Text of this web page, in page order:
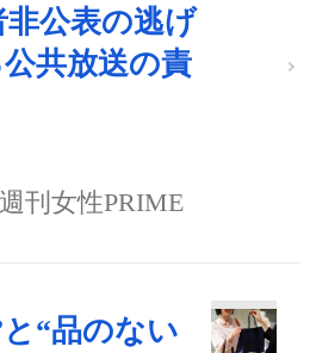
公表の逃げ
共放送の責
週刊女性PRIME
“品のない